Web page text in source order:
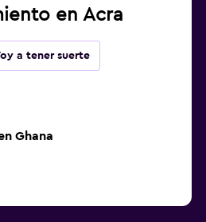
en Acra
a tener suerte
Ghana